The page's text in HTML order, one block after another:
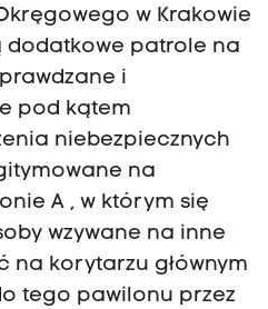
w Krakowie
dodatkowe patrole na
i
pod kątem
niebezpiecznych
na
A , w którym się
wzywane na inne
na korytarzu głównym
tego pawilonu przez